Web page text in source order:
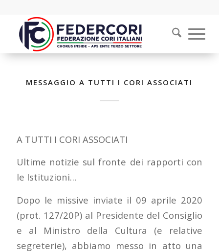
MESSAGGIO A TUTTI I CORI ASSOCIATI
A TUTTI I CORI ASSOCIATI
Ultime notizie sul fronte dei rapporti con
le Istituzioni…
Dopo le missive inviate il 09 aprile 2020
(prot. 127/20P) al Presidente del Consiglio
e al Ministro della Cultura (e relative
segreterie), abbiamo messo in atto una